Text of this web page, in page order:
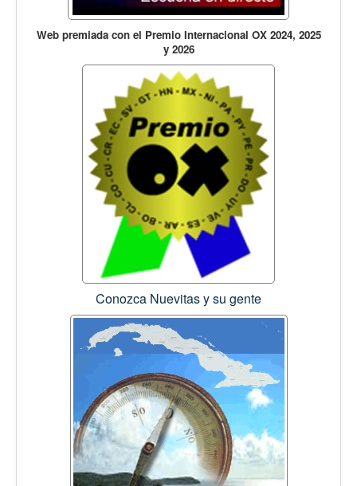
Web premiada con el Premio Internacional OX 2024, 2025
y 2026
Conozca Nuevitas y su gente